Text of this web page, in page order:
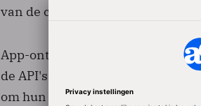
van de cloud te ontdekken.
App-ontwikkelaars kunnen
de API's. Cisco's DevNet
om hun code geschikt te maken